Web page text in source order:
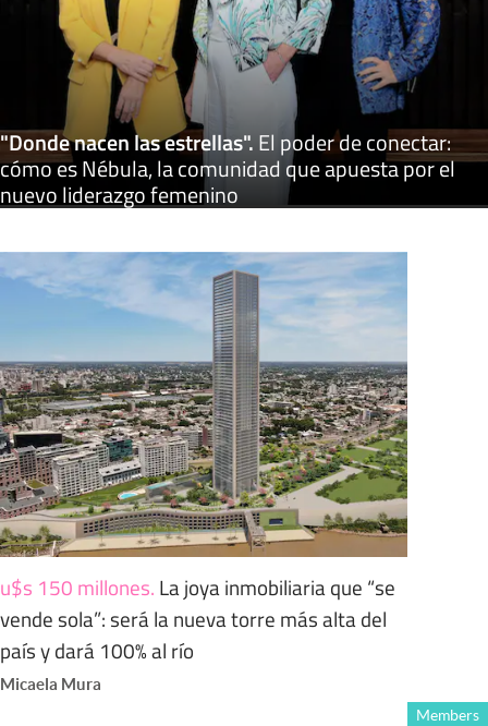
"Donde nacen las estrellas".El poder de conectar:
cómo es Nébula, la comunidad que apuesta por el
nuevo liderazgo femenino
u$s 150 millones. La joya inmobiliaria que “se
vende sola”: será la nueva torre más alta del
país y dará 100% al río
Micaela Mura
Members